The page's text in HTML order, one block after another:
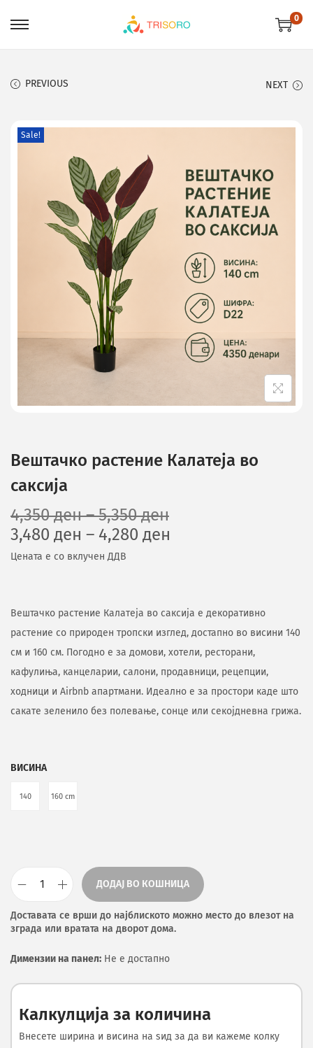
0
PREVIOUS NEXT
Sale!
Вештачко растение Калатеја во
саксија
4,350ден–5,350ден
3,480 ден – 4,280 ден
Цената е со вклучен ДДВ
Вештачко растение Калатеја во саксија е декоративно
растение со природен тропски изглед, достапно во висини 140
см и 160 см. Погодно е за домови, хотели, ресторани,
кафулиња, канцеларии, салони, продавници, рецепции,
ходници и Airbnb апартмани. Идеално е за простори каде што
сакате зеленило без полевање, сонце или секојдневна грижа.
ВИСИНА
140 160 cm
ДОДАЈ ВО КОШНИЦА
Доставата се врши до најблиското можно место до влезот на
зграда или вратата на дворот дома.
Димензии на панел: Не е достапно
Калкулција за количина
Внесете ширина и висина на ѕид за да ви кажеме колку